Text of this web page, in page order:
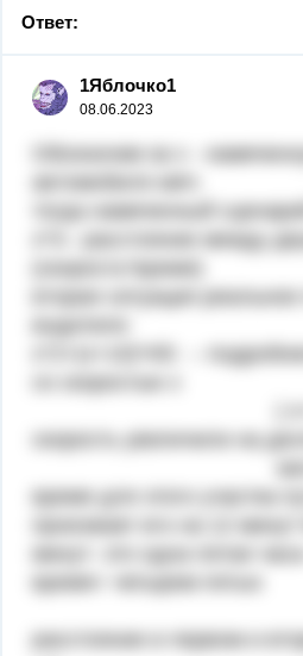
Ответ:
1Яблочко1
08.06.2023
Обозначим за х -
тогда намеченный
х*3-- расстояние между
(скорость*время)
вторая ситуация
водителя:
х*2+(х+10)*4\5 --
со скоростью х
скорость увеличили на
время для этого участка
минут- это одна пятая
расстояние в первом и